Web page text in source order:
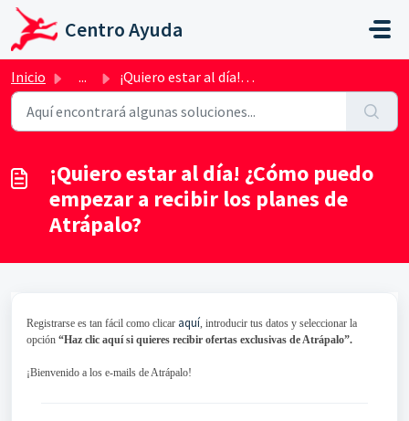
Ir al contenido principal
Centro Ayuda
Inicio ... ¡Quiero estar al día! ¿Cómo puedo empezar a recibir los p...
¡Quiero estar al día! ¿Cómo puedo
empezar a recibir los planes de
Atrápalo?
Registrarse es tan fácil como clicar aquí, introducir tus datos y seleccionar la
opción “Haz clic aquí si quieres recibir ofertas exclusivas de Atrápalo”.
¡Bienvenido a los e-mails de Atrápalo!